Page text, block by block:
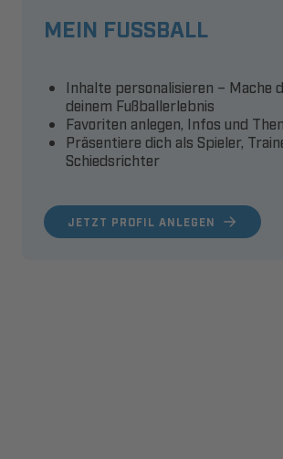
MEIN FUSSBALL
JETZT PROFIL ANLEGEN
Inhalte personalisieren – Mache
deinem Fußballerlebnis
Favoriten anlegen, Infos und
Präsentiere dich als Spieler,
Schiedsrichter